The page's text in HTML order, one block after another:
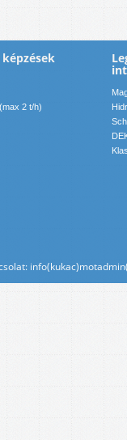
képzések
2 t/h)